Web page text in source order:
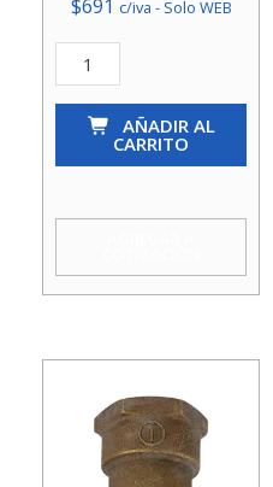
$691 c/iva - Solo WEB
Terminal
So-
Taumm
AÑADIR AL
CARRITO